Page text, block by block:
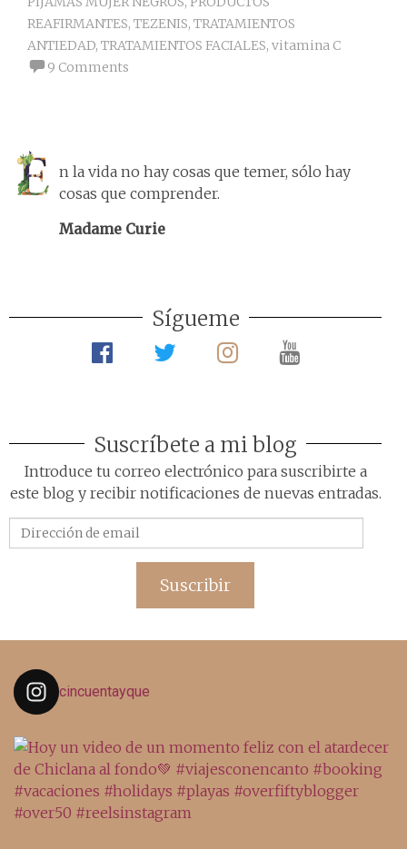
REAFIRMANTES, TEZENIS, TRATAMIENTOS
ANTIEDAD, TRATAMIENTOS FACIALES, vitamina C
9 Comments
n la vida no hay cosas que temer, sólo hay
cosas que comprender.
Madame Curie
Sígueme
Suscríbete a mi blog
Introduce tu correo electrónico para suscribirte a
este blog y recibir notificaciones de nuevas entradas.
de
Suscribir
cincuentayque